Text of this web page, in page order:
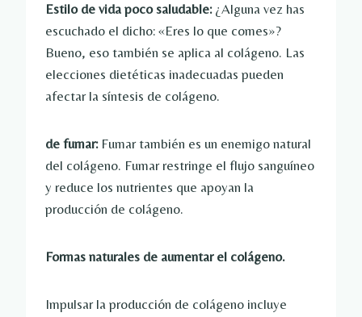
Estilo de vida poco saludable:¿Alguna vez has
escuchado el dicho: «Eres lo que comes»?
Bueno, eso también se aplica al colágeno. Las
elecciones dietéticas inadecuadas pueden
afectar la síntesis de colágeno.
de fumar:Fumar también es un enemigo natural
del colágeno. Fumar restringe el flujo sanguíneo
y reduce los nutrientes que apoyan la
producción de colágeno.
Formas naturales de aumentar el colágeno.
Impulsar la producción de colágeno incluye